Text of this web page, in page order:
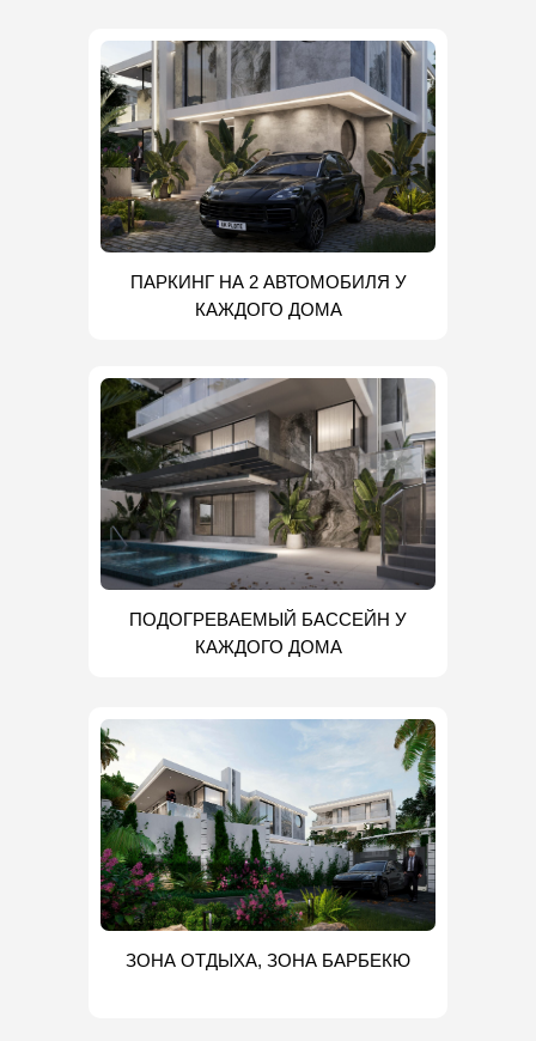
ПАРКИНГ НА 2 АВТОМОБИЛЯ У
КАЖДОГО ДОМА
ПОДОГРЕВАЕМЫЙ БАССЕЙН У
КАЖДОГО ДОМА
ЗОНА ОТДЫХА, ЗОНА БАРБЕКЮ